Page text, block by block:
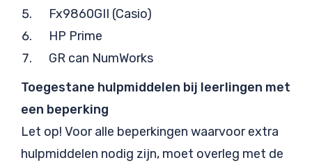
Fx9860GII (Casio)
HP Prime
GR can NumWorks
Toegestane hulpmiddelen bij leerlingen met
een beperking
Let op! Voor alle beperkingen waarvoor extra
hulpmiddelen nodig zijn, moet overleg met de